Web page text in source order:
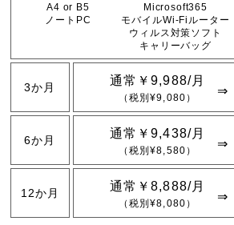
A4 or B5
ノートPC
Microsoft365
モバイルWi-Fiルーター
ウィルス対策ソフト
キャリーバッグ
3か月 通常￥9,988/月
（税別¥9,080）
6か月 通常￥9,438/月
（税別¥8,580）
12か月 通常￥8,888/月
（税別¥8,080）